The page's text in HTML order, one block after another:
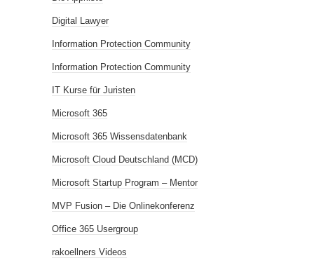
Digital Lawyer
Information Protection Community
Information Protection Community
IT Kurse für Juristen
Microsoft 365
Microsoft 365 Wissensdatenbank
Microsoft Cloud Deutschland (MCD)
Microsoft Startup Program – Mentor
MVP Fusion – Die Onlinekonferenz
Office 365 Usergroup
rakoellners Videos